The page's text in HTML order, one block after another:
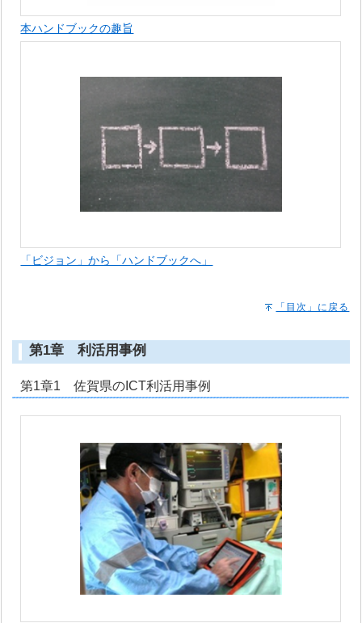
本ハンドブックの趣旨
「ビジョン」から「ハンドブックへ」
「目次」に戻る
第1章 利活用事例
第1章1 佐賀県のICT利活用事例